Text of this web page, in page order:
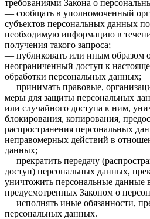
требованиями Закона о
— сообщать в уполномоченный
субъектов персональных данных по
необходимую информацию в
получения такого запроса;
— публиковать или иным образом
неограниченный доступ к
обработки персональных данных;
— принимать правовые,
меры для защиты персональных
или случайного доступа к ним,
блокирования, копирования,
распространения персональных
неправомерных действий в
данных;
— прекратить передачу
доступ) персональных данных,
уничтожить персональные данные
предусмотренных Законом о
— исполнять иные обязанности,
персональных данных.